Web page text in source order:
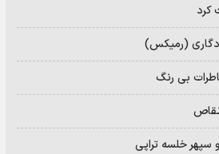
کرد
(رمیکس)
بی رنگ
سپهر خلسه تراپی